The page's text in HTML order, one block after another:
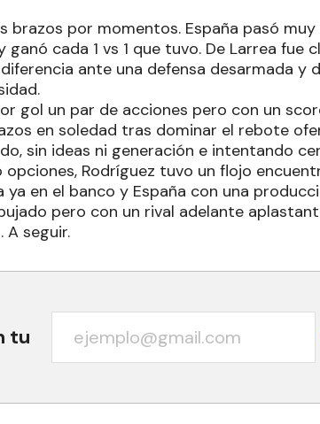
brazos por momentos. España pasó
cada 1 vs 1 que tuvo. De Larrea fue
ante una defensa desarmada y
gol un par de acciones pero con un
en soledad tras dominar el rebote
sin ideas ni generación e intentando
opciones, Rodríguez tuvo un flojo
ya en el banco y España con una
pero con un rival adelante
A seguir.
tu